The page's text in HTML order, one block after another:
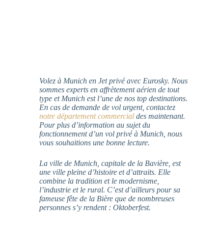
Volez à Munich en Jet privé avec Eurosky. Nous
sommes experts en affrètement aérien de tout
type et Munich est l’une de nos top destinations.
En cas de demande de vol urgent, contactez
notre département commercial des maintenant.
Pour plus d’information au sujet du
fonctionnement d’un vol privé à Munich, nous
vous souhaitions une bonne lecture.
La ville de Munich, capitale de la Bavière, est
une ville pleine d’histoire et d’attraits. Elle
combine la tradition et le modernisme,
l’industrie et le rural. C’est d’ailleurs pour sa
fameuse fête de la Bière que de nombreuses
personnes s’y rendent: Oktoberfest.